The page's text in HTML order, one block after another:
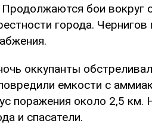
Продолжаются бои вокруг
города. Чернигов
оккупанты
емкости с
поражения около 2,5 км.
и спасатели.